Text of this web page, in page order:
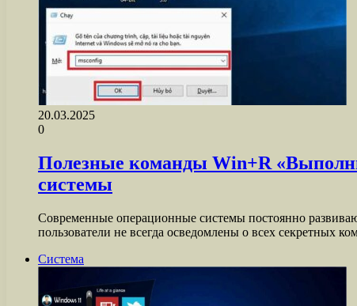
20.03.2025
0
Полезные команды Win+R
системы
Современные операционные системы постоянно
пользователи не всегда осведомлены о всех секретных
Система